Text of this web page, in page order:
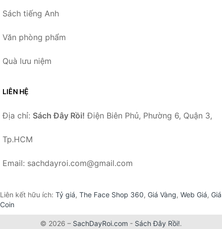
Sách tiếng Anh
Văn phòng phẩm
Quà lưu niệm
LIÊN HỆ
Địa chỉ: Sách Đây Rồi! Điện Biên Phủ, Phường 6, Quận 3,
Tp.HCM
Email: sachdayroi.com@gmail.com
Liên kết hữu ích: Tỷ giá, The Face Shop 360, Giá Vàng, Web Giá, Giá
Coin
© 2026 – SachDayRoi.com - Sách Đây Rồi!.